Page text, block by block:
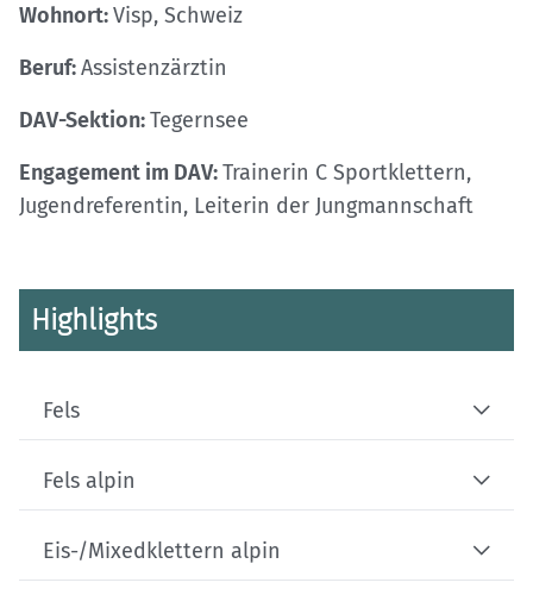
Wohnort:Visp, Schweiz
Beruf:Assistenzärztin
DAV-Sektion:Tegernsee
Engagement im DAV:Trainerin C Sportklettern,
Jugendreferentin, Leiterin der Jungmannschaft
Highlights
Fels
Fels alpin
Eis-/Mixedklettern alpin